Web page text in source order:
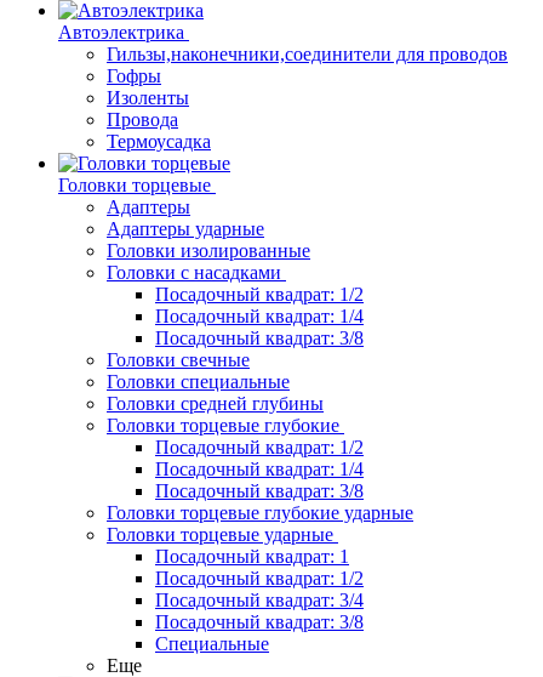
Автоэлектрика
Гильзы,наконечники,соединители для проводов
Гофры
Изоленты
Провода
Термоусадка
Головки торцевые
Адаптеры
Адаптеры ударные
Головки изолированные
Головки с насадками
Посадочный квадрат: 1/2
Посадочный квадрат: 1/4
Посадочный квадрат: 3/8
Головки свечные
Головки специальные
Головки средней глубины
Головки торцевые глубокие
Посадочный квадрат: 1/2
Посадочный квадрат: 1/4
Посадочный квадрат: 3/8
Головки торцевые глубокие ударные
Головки торцевые ударные
Посадочный квадрат: 1
Посадочный квадрат: 1/2
Посадочный квадрат: 3/4
Посадочный квадрат: 3/8
Специальные
Еще